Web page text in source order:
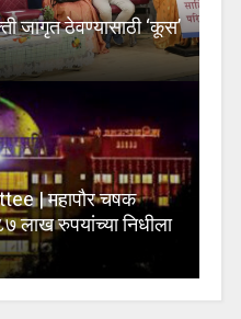
जागृत ठेवण्यासाठी ‘कूस’
| महापौर चषक
लाख रुपयांच्या निधीला